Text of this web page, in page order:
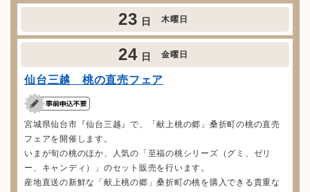
23 日 木曜日
24 日 金曜日
仙台三越 桃の直売フェア
宮城県仙台市『仙台三越』で、「献上桃の郷」桑折町の桃の直売
フェアを開催します。
いまが旬の桃のほか、人気の「至福の桃シリーズ（グミ、ゼリ
ー、キャンディ）」のセット販売を行います。
産地直送の新鮮な「献上桃の郷」桑折町の桃を購入できる貴重な